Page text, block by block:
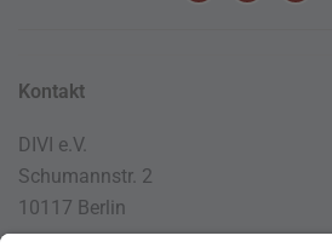
Kontakt
DIVI e.V.
Schumannstr. 2
10117 Berlin